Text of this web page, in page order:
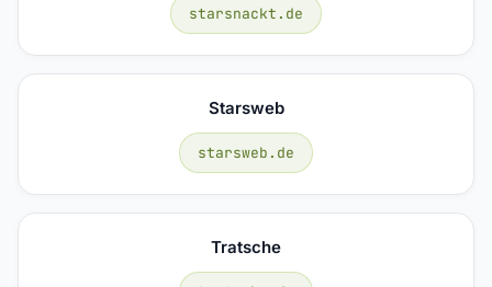
starsnackt.de
Starsweb
starsweb.de
Tratsche